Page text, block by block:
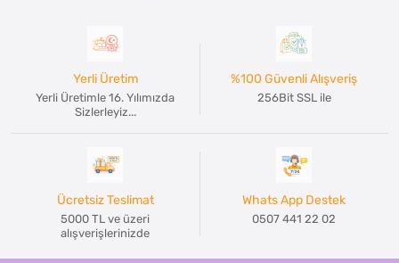
Yerli Üretim
Yerli Üretimle 16. Yılımızda
Sizlerleyiz...
%100 Güvenli Alışveriş
256Bit SSL ile
Ücretsiz Teslimat
5000 TL ve üzeri
alışverişlerinizde
Whats App Destek
0507 441 22 02